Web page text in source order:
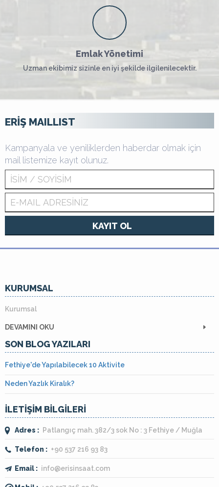
Emlak Yönetimi
Uzman ekibimiz sizinle en iyi şekilde ilgilenilecektir.
ERİŞ MAILLIST
Kampanyala ve yeniliklerden haberdar olmak için
mail listemize kayıt olunuz.
KAYIT OL
KURUMSAL
Kurumsal
DEVAMINI OKU
SON BLOG YAZILARI
Fethiye'de Yapılabilecek 10 Aktivite
Neden Yazlık Kiralık?
İLETİŞİM BİLGİLERİ
Adres : Patlangıç mah. 382/3 sok No : 3 Fethiye / Muğla
Telefon : +90 537 216 93 83
Email : info@erisinsaat.com